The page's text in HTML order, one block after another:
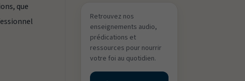
que
Retrouvez nos
enseignements audio,
prédications et
ressources pour nourrir
votre foi au quotidien.